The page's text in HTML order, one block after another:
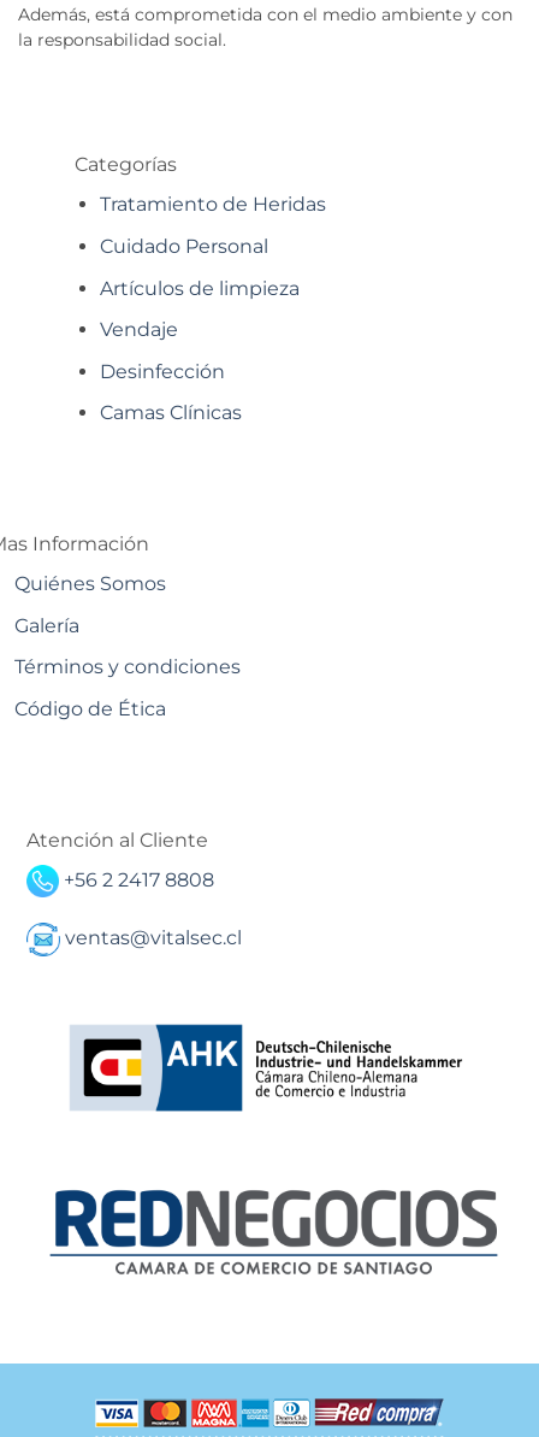
Además, está comprometida con el medio ambiente y con
la responsabilidad social.
Categorías
Tratamiento de Heridas
Cuidado Personal
Artículos de limpieza
Vendaje
Desinfección
Camas Clínicas
Información
Quiénes Somos
Galería
Términos y condiciones
Código de Ética
Atención al Cliente
+56 2 2417 8808
ventas@vitalsec.cl